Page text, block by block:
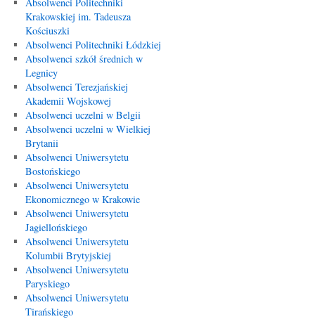
Krakowskiej im. Tadeusza
Kościuszki
Absolwenci Politechniki Łódzkiej
Absolwenci szkół średnich w
Legnicy
Absolwenci Terezjańskiej
Akademii Wojskowej
Absolwenci uczelni w Belgii
Absolwenci uczelni w Wielkiej
Brytanii
Absolwenci Uniwersytetu
Bostońskiego
Absolwenci Uniwersytetu
Ekonomicznego w Krakowie
Absolwenci Uniwersytetu
Jagiellońskiego
Absolwenci Uniwersytetu
Kolumbii Brytyjskiej
Absolwenci Uniwersytetu
Paryskiego
Absolwenci Uniwersytetu
Tirańskiego